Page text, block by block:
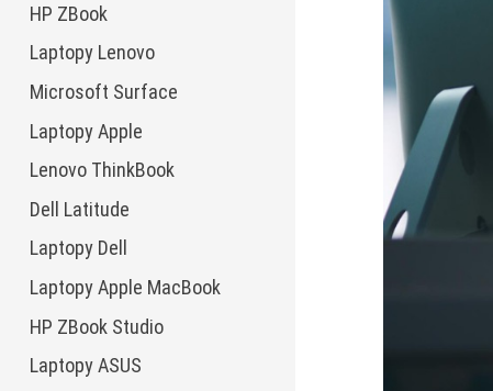
HP ZBook
Laptopy Lenovo
Microsoft Surface
Laptopy Apple
Lenovo ThinkBook
Dell Latitude
Laptopy Dell
Laptopy Apple MacBook
HP ZBook Studio
Laptopy ASUS